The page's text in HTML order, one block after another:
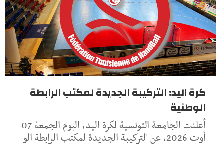
كرة اليد: التركيبة الجديدة لمكتب الرابطة
الوطنية
أعلنت الجامعة التونسية لكرة اليد، اليوم الجمعة 07
أوت 2026، عن التركيبة الجديدة لمكتب الرابطة الو